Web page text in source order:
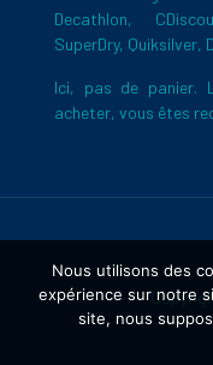
Decathlon,
SuperDry, Quiksilver,
Ici, pas de panier.
acheter, vous êtes
Nous utilisons des
expérience sur notre
site, nous